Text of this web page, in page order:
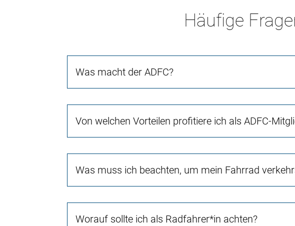
Häufige
Was macht der ADFC?
Von welchen Vorteilen profitiere ich als ADFC-
Was muss ich beachten, um mein Fahrrad
Worauf sollte ich als Radfahrer*in achten?